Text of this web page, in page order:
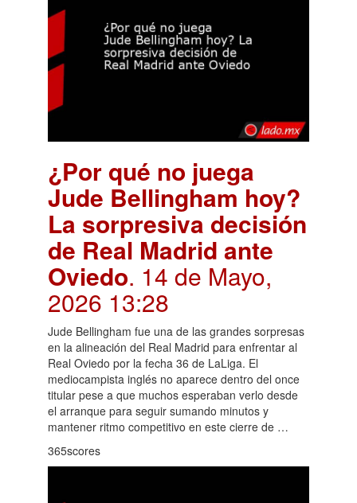
¿Por qué no juega
Jude Bellingham hoy?
La sorpresiva decisión
de Real Madrid ante
Oviedo. 14 de Mayo,
2026 13:28
Jude Bellingham fue una de las grandes sorpresas
en la alineación del Real Madrid para enfrentar al
Real Oviedo por la fecha 36 de LaLiga. El
mediocampista inglés no aparece dentro del once
titular pese a que muchos esperaban verlo desde
el arranque para seguir sumando minutos y
mantener ritmo competitivo en este cierre de …
365scores